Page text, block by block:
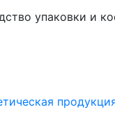
упаковки и